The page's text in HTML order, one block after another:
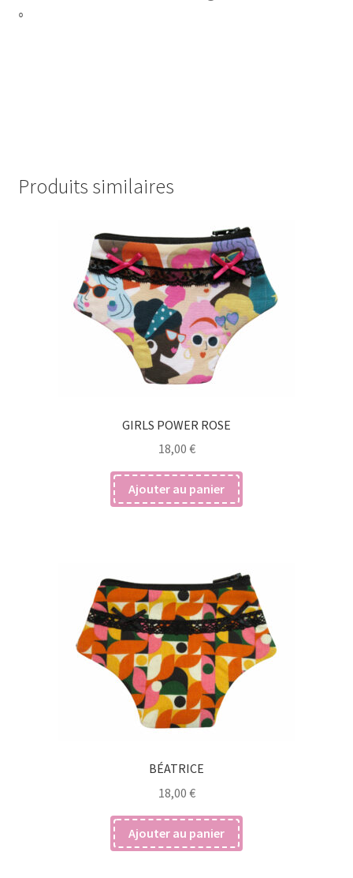
°
Produits similaires
GIRLS POWER ROSE
18,00 €
Ajouter au panier
BÉATRICE
18,00 €
Ajouter au panier